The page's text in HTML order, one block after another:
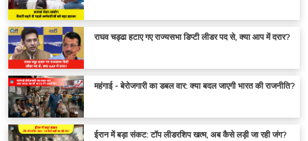
राघव चड्ढा हटाए गए राज्यसभा डिप्टी लीडर पद से, क्या आप में दरार?
महंगाई - बेरोजगारी का डबल वार: क्या बदल जाएगी भारत की राजनीति?
ईरान में बड़ा संकट: टॉप लीडरशिप खत्म, अब कैसे लड़ी जा रही जंग?